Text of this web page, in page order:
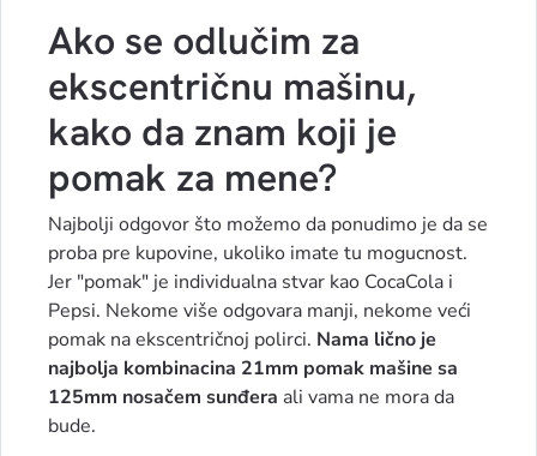
Ako se odlučim za
ekscentričnu mašinu,
kako da znam koji je
pomak za mene?
Najbolji odgovor što možemo da ponudimo je da se
proba pre kupovine, ukoliko imate tu mogucnost.
Jer "pomak" je individualna stvar kao CocaCola i
Pepsi. Nekome više odgovara manji, nekome veći
pomak na ekscentričnoj polirci. Nama lično je
najbolja kombinacina 21mm pomak mašine sa
125mm nosačem sunđera ali vama ne mora da
bude.